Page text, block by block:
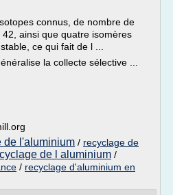
connus, de nombre de
ainsi que quatre isomères
ce qui fait de l ...
la collecte sélective ...
de l'aluminium / recyclage de
de l aluminium /
/ recyclage d'aluminium en